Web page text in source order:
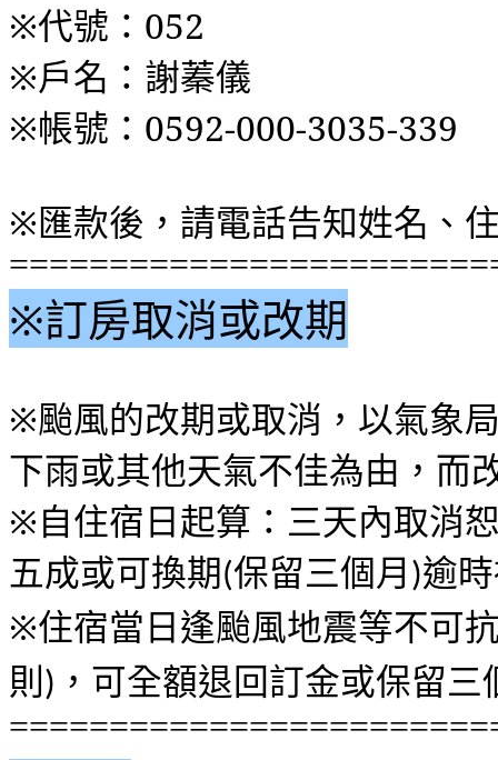
※代號 ：052
※戶名 ：謝蓁儀
※帳號 ：0592-000-3035-339
※匯款後 ， 請電話告知姓名 、
※訂房取消或改期
※颱風的改期或取消 ， 以氣象
下雨或其他天氣不佳為由 ， 而
※自住宿日起算 ： 三天內取消
五成或可換期(保留三個月 )逾
※住宿當日逢颱風地震等不可
則) ， 可全額退回訂金或保留三